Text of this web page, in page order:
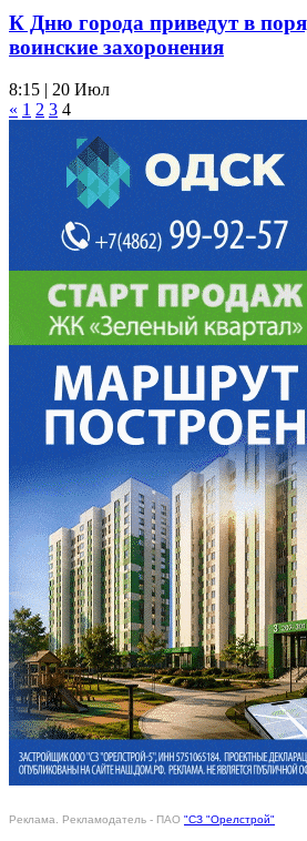
К Дню города приведут в
воинские захоронения
8:15 | 20 Июл
« 1 2 3 4
Реклама. Рекламодатель - ПАО "СЗ "Орелстрой"